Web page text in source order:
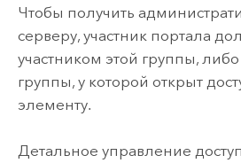
Чтобы получить
серверу, участник портала
участником этой группы,
группы, у которой открыт
элементу.
Детальное управление